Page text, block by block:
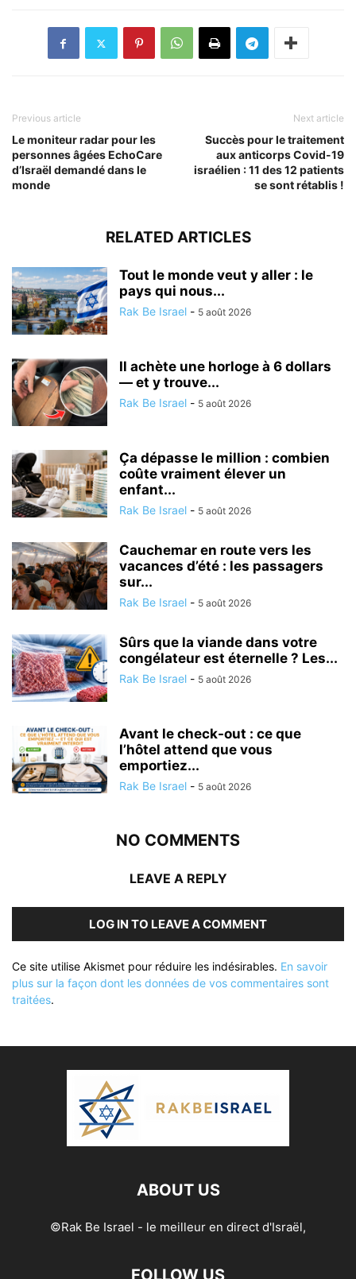
Previous article
Le moniteur radar pour les
personnes âgées EchoCare
d’Israël demandé dans le
monde
Next article
Succès pour le traitement
aux anticorps Covid-19
israélien : 11 des 12 patients
se sont rétablis !
RELATED ARTICLES
Tout le monde veut y aller : le
pays qui nous...
Rak Be Israel - 5 août 2026
Il achète une horloge à 6 dollars
— et y trouve...
Rak Be Israel - 5 août 2026
Ça dépasse le million : combien
coûte vraiment élever un
enfant...
Rak Be Israel - 5 août 2026
Cauchemar en route vers les
vacances d’été : les passagers
sur...
Rak Be Israel - 5 août 2026
Sûrs que la viande dans votre
congélateur est éternelle ? Les...
Rak Be Israel - 5 août 2026
Avant le check-out : ce que
l’hôtel attend que vous
emportiez...
Rak Be Israel - 5 août 2026
NO COMMENTS
LEAVE A REPLY
LOG IN TO LEAVE A COMMENT
Ce site utilise Akismet pour réduire les indésirables. En savoir
plus sur la façon dont les données de vos commentaires sont
traitées.
ABOUT US
©Rak Be Israel - le meilleur en direct d'Israël,
FOLLOW US